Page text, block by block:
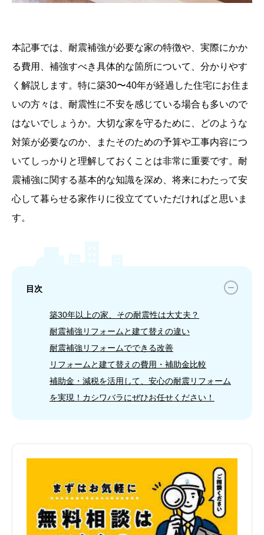
本記事では、耐震補強が必要な家の特徴や、実際にかか
る費用、補強すべき具体的な箇所について、分かりやす
く解説します。特に築30〜40年が経過した住宅にお住ま
いの方々は、耐震性に不安を感じている場合も多いので
はないでしょうか。大切な家を守るために、どのような
対策が必要なのか、またそのための予算や工事内容につ
いてしっかりと理解しておくことは非常に重要です。耐
震補強に関する基本的な知識を深め、将来にわたって安
心して暮らせる家作りに役立てていただければと思いま
す。
目次
築30年以上の家、その耐震性は大丈夫？
耐震補強リフォームと建て替えの違い
耐震補強リフォームでできる改善
リフォームと建て替えの費用・補助金比較
補助金・減税を活用して、安心の耐震リフォーム
を実現！カシワバラにぜひお任せください！